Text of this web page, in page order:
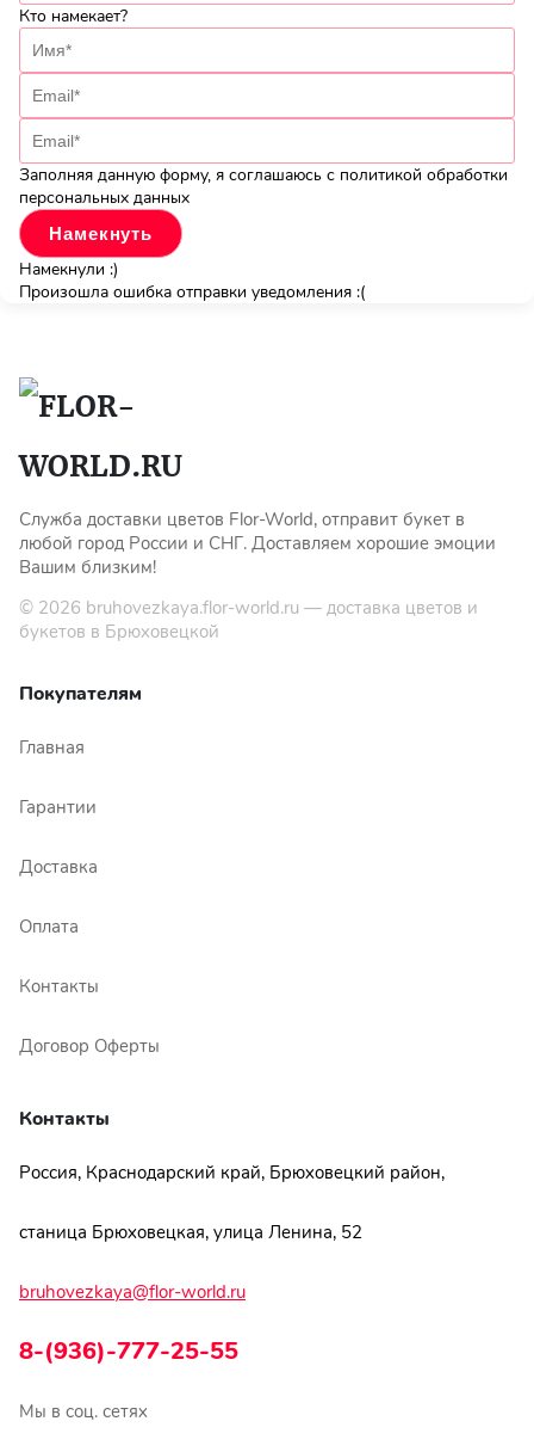
Кто намекает?
Заполняя данную форму, я соглашаюсь с политикой обработки
персональных данных
Намекнули :)
Произошла ошибка отправки уведомления :(
Служба доставки цветов Flor-World, отправит букет в
любой город России и СНГ. Доставляем хорошие эмоции
Вашим близким!
© 2026 bruhovezkaya.flor-world.ru — доставка цветов и
букетов в Брюховецкой
Покупателям
Главная
Гарантии
Доставка
Оплата
Контакты
Договор Оферты
Контакты
Россия, Краснодарский край, Брюховецкий район,
станица Брюховецкая, улица Ленина, 52
bruhovezkaya@flor-world.ru
8-(936)-777-25-55
Мы в соц. сетях